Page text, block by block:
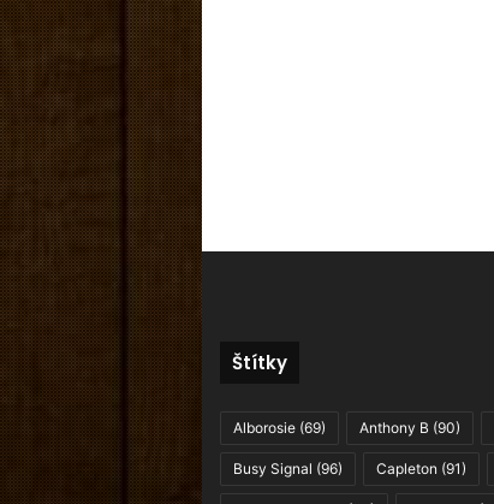
Štítky
Alborosie (69) Anthony B (90)
Busy Signal (96) Capleton (91)